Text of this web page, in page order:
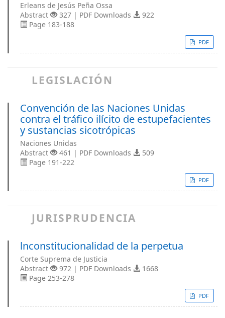
Erleans de Jesús Peña Ossa
Abstract
327 | PDF Downloads
922
Page 183-188
PDF
LEGISLACIÓN
Convención de las Naciones Unidas
contra el tráfico ilícito de estupefacientes
y sustancias sicotrópicas
Naciones Unidas
Abstract
461 | PDF Downloads
509
Page 191-222
PDF
JURISPRUDENCIA
lnconstitucionalidad de la perpetua
Corte Suprema de Justicia
Abstract
972 | PDF Downloads
1668
Page 253-278
PDF